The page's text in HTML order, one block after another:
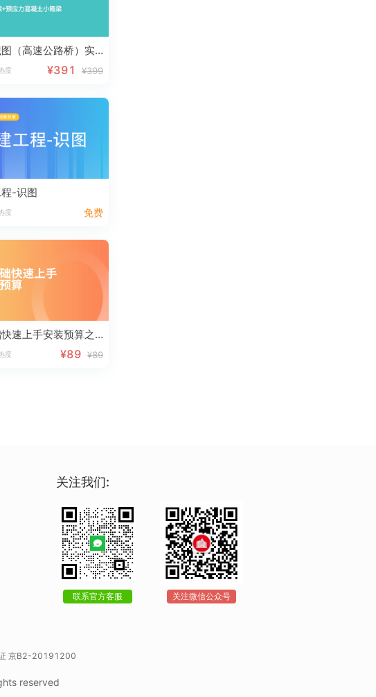
桥梁识图（高速公路桥）实操精讲班
度 ¥391 ¥399
-识图
度 免费
零基础快速上手安装预算之识图篇
度 ¥89 ¥89
关注我们:
联系官方客服 关注微信公众号
京B2-20191200
reserved